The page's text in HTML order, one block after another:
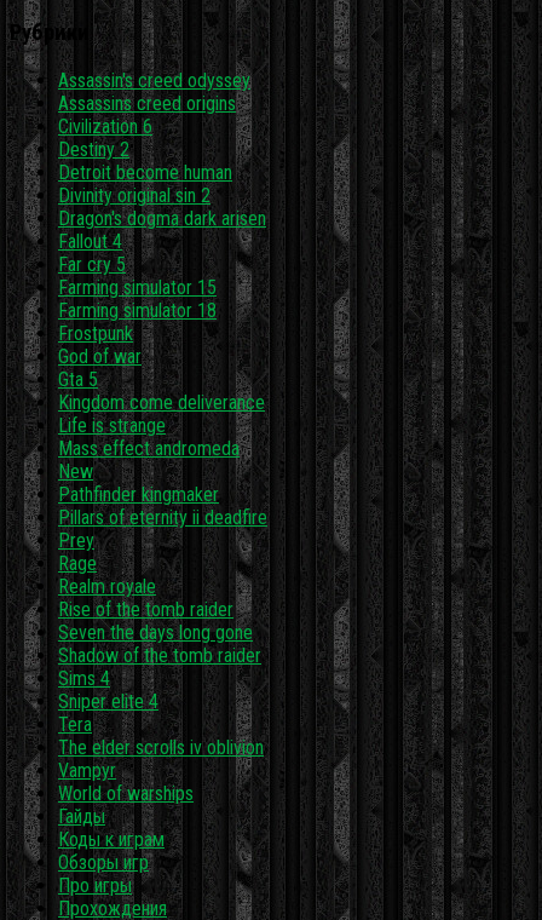
Рубрики
Assassin's creed odyssey
Assassins creed origins
Civilization 6
Destiny 2
Detroit become human
Divinity original sin 2
Dragon's dogma dark arisen
Fallout 4
Far cry 5
Farming simulator 15
Farming simulator 18
Frostpunk
God of war
Gta 5
Kingdom come deliverance
Life is strange
Mass effect andromeda
New
Pathfinder kingmaker
Pillars of eternity ii deadfire
Prey
Rage
Realm royale
Rise of the tomb raider
Seven the days long gone
Shadow of the tomb raider
Sims 4
Sniper elite 4
Tera
The elder scrolls iv oblivion
Vampyr
World of warships
Гайды
Коды к играм
Обзоры игр
Про игры
Прохождения